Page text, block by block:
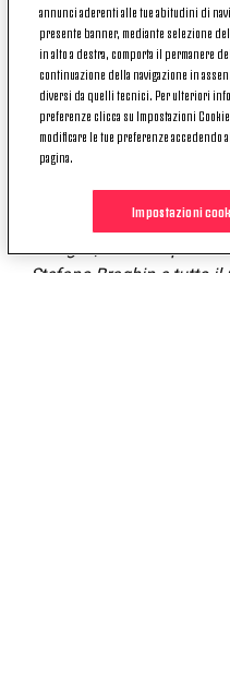
particolare come
enorme. La fiducia della
ma firmare il
gesto bellissimo che ho
questo rinnovo ancora
Ovviamente non è un
affrontare a causa
mie compagne e della
tantissimo. Per questo
Stefano Braghin e tutto il
annunci aderenti alle tue abitudini di
presente banner, mediante selezione
in alto a destra, comporta il permanere
continuazione della navigazione in
diversi da quelli tecnici. Per ulteriori
preferenze clicca su Impostazioni
modificare le tue preferenze accedendo
pagina.
Impostazioni